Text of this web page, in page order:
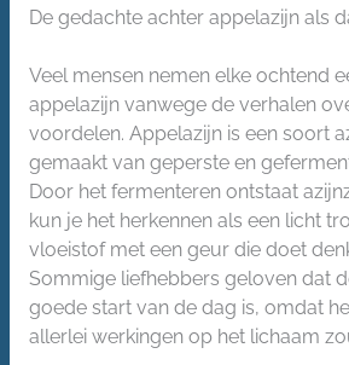
De gedachte achter appelazijn als
Veel mensen nemen elke ochtend
appelazijn vanwege de verhalen
voordelen. Appelazijn is een soort
gemaakt van geperste en
Door het fermenteren ontstaat
kun je het herkennen als een licht
vloeistof met een geur die doet
Sommige liefhebbers geloven dat
goede start van de dag is, omdat
allerlei werkingen op het lichaam